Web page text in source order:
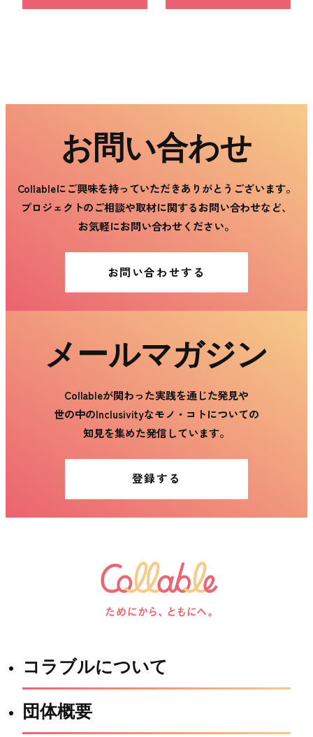
お問い合わせ
Collableにご興味を持っていただきありがとうございます。
プロジェクトのご相談や取材に関するお問い合わせなど、
お気軽にお問い合わせください。
お問い合わせする
メールマガジン
Collableが関わった実践を通じた発見や
世の中のInclusivityなモノ・コトについての
知見を集めた発信しています。
登録する
コラブルについて
団体概要